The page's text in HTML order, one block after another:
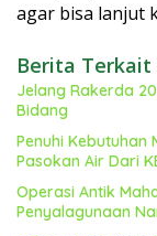
agar bisa lanjut
Berita Terkait
Jelang Rakerda
Bidang
Penuhi Kebutuhan
Pasokan Air Dari
Operasi Antik
Penyalagunaan